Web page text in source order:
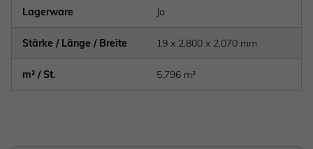
Lagerware Ja
Stärke / Länge / Breite 19 x 2.800 x 2.070 mm
m² / St. 5,796 m²